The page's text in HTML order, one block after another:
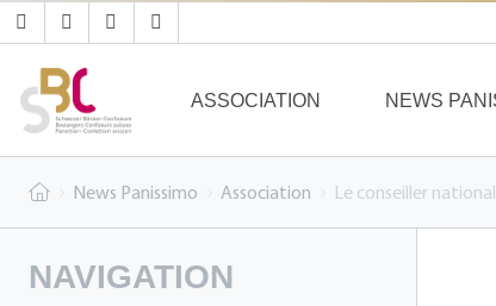
ASSOCIATION NEWS
News Panissimo Association Le conseiller
NAVIGATION